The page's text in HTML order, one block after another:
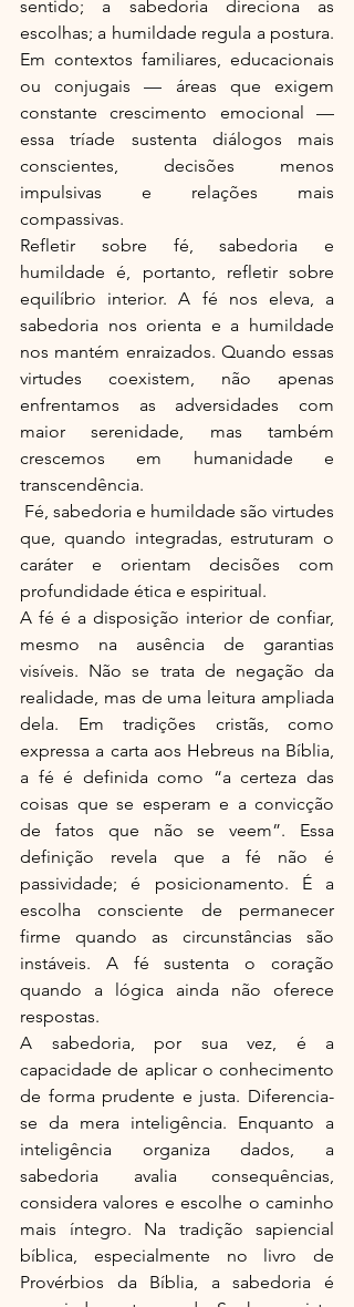
sentido; a sabedoria direciona as
escolhas; a humildade regula a postura.
Em contextos familiares, educacionais
ou conjugais — áreas que exigem
constante crescimento emocional —
essa tríade sustenta diálogos mais
conscientes, decisões menos
impulsivas e relações mais
compassivas.
Refletir sobre fé, sabedoria e
humildade é, portanto, refletir sobre
equilíbrio interior. A fé nos eleva, a
sabedoria nos orienta e a humildade
nos mantém enraizados. Quando essas
virtudes coexistem, não apenas
enfrentamos as adversidades com
maior serenidade, mas também
crescemos em humanidade e
transcendência.
Fé, sabedoria e humildade são virtudes
que, quando integradas, estruturam o
caráter e orientam decisões com
profundidade ética e espiritual.
A fé é a disposição interior de confiar,
mesmo na ausência de garantias
visíveis. Não se trata de negação da
realidade, mas de uma leitura ampliada
dela. Em tradições cristãs, como
expressa a carta aos Hebreus na Bíblia,
a fé é definida como “a certeza das
coisas que se esperam e a convicção
de fatos que não se veem”. Essa
definição revela que a fé não é
passividade; é posicionamento. É a
escolha consciente de permanecer
firme quando as circunstâncias são
instáveis. A fé sustenta o coração
quando a lógica ainda não oferece
respostas.
A sabedoria, por sua vez, é a
capacidade de aplicar o conhecimento
de forma prudente e justa. Diferencia-
se da mera inteligência. Enquanto a
inteligência organiza dados, a
sabedoria avalia consequências,
considera valores e escolhe o caminho
mais íntegro. Na tradição sapiencial
bíblica, especialmente no livro de
Provérbios da Bíblia, a sabedoria é